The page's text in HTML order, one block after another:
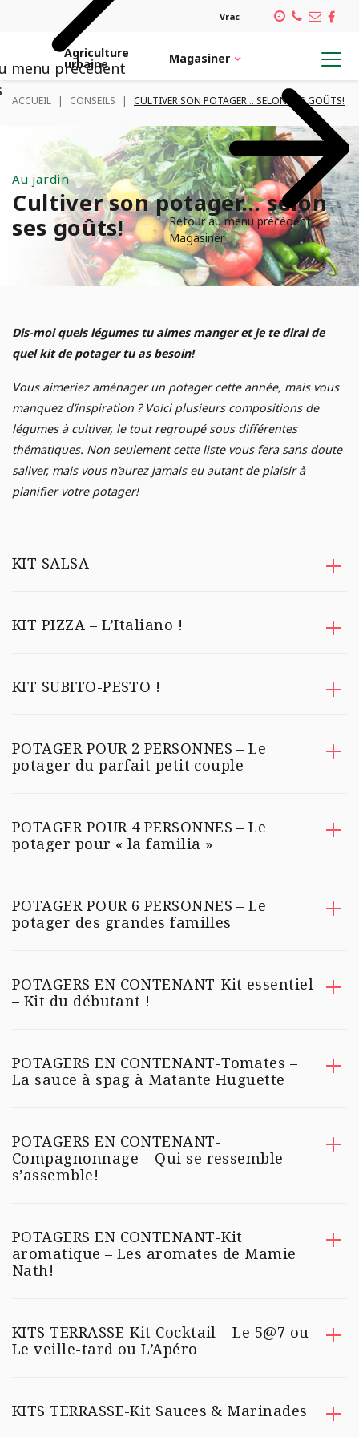
menu précédent
Vrac
Agriculture
urbaine Magasiner
Retour au menu précédent
Magasiner
PLANTES TROPICALES
POTS DÉCORATIFS CONTENANTS
ORNITHOLOGIE
JARDINAGE
POTAGER
Architecte paysagiste
Verdissement de bureau
Confection de pots
Aménagement de plate-bande
Service de plantation
Campagne de financement
Poules
Plantes et pots
Notre équipe
Emplois
ACCUEIL | CONSEILS | CULTIVER SON POTAGER… SELON SES GOÛTS!
Au jardin
Cultiver son potager… selon
ses goûts!
Dis-moi quels légumes tu aimes manger et je te dirai de
quel kit de potager tu as besoin!
Vous aimeriez aménager un potager cette année, mais vous
manquez d’inspiration ? Voici plusieurs compositions de
légumes à cultiver, le tout regroupé sous différentes
thématiques. Non seulement cette liste vous fera sans doute
saliver, mais vous n’aurez jamais eu autant de plaisir à
planifier votre potager!
KIT SALSA
KIT PIZZA – L’Italiano !
KIT SUBITO-PESTO !
POTAGER POUR 2 PERSONNES – Le
potager du parfait petit couple
POTAGER POUR 4 PERSONNES – Le
potager pour « la familia »
POTAGER POUR 6 PERSONNES – Le
potager des grandes familles
POTAGERS EN CONTENANT-Kit essentiel
– Kit du débutant !
POTAGERS EN CONTENANT-Tomates –
La sauce à spag à Matante Huguette
POTAGERS EN CONTENANT-
Compagnonnage – Qui se ressemble
s’assemble!
POTAGERS EN CONTENANT-Kit
aromatique – Les aromates de Mamie
Nath!
KITS TERRASSE-Kit Cocktail – Le 5@7 ou
Le veille-tard ou L’Apéro
KITS TERRASSE-Kit Sauces & Marinades